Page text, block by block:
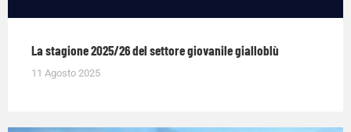
La stagione 2025/26 del settore giovanile gialloblù
11 Agosto 2025